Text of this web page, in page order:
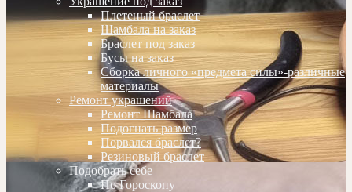
Плетеный браслет
Шамбала на заказ
Браслет под заказ
Бусы на заказ
Сборка личного «предмета силы»-различные
материалы
Ремонт украшений
Ремонт Шамбала
Подогнать размер
Порвался браслет?
Резиновый браслет
Подобрать себе
По Гороскопу